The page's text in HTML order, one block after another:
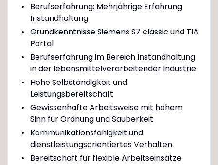
Berufserfahrung: Mehrjährige Erfahrung
Instandhaltung
Grundkenntnisse Siemens S7 classic und TIA
Portal
Berufserfahrung im Bereich Instandhaltung
in der lebensmittelverarbeitender Industrie
Hohe Selbständigkeit und
Leistungsbereitschaft
Gewissenhafte Arbeitsweise mit hohem
Sinn für Ordnung und Sauberkeit
Kommunikationsfähigkeit und
dienstleistungsorientiertes Verhalten
Bereitschaft für flexible Arbeitseinsätze